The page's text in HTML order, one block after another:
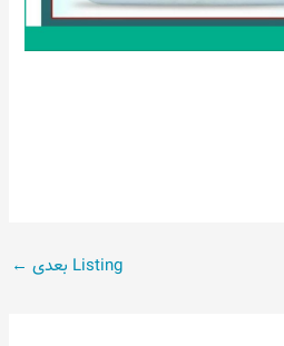
Listing بعدی ←